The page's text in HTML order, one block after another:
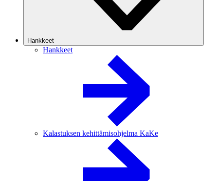
Hankkeet
Hankkeet
Kalastuksen kehittämisohjelma KaKe